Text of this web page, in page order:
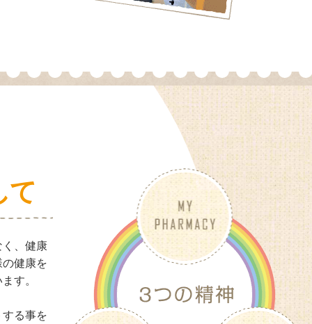
て
、健康
健康を
す。
る事を